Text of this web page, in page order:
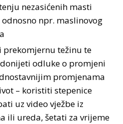
nezasićenih masti
npr. maslinovog
prekomjernu težinu te
odluke o promjeni
promjenama
– koristiti stepenice
uz video vježbe iz
ili ureda, šetati za vrijeme